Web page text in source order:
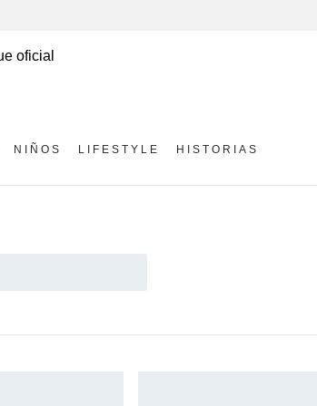
NIÑOS LIFESTYLE HISTORIAS